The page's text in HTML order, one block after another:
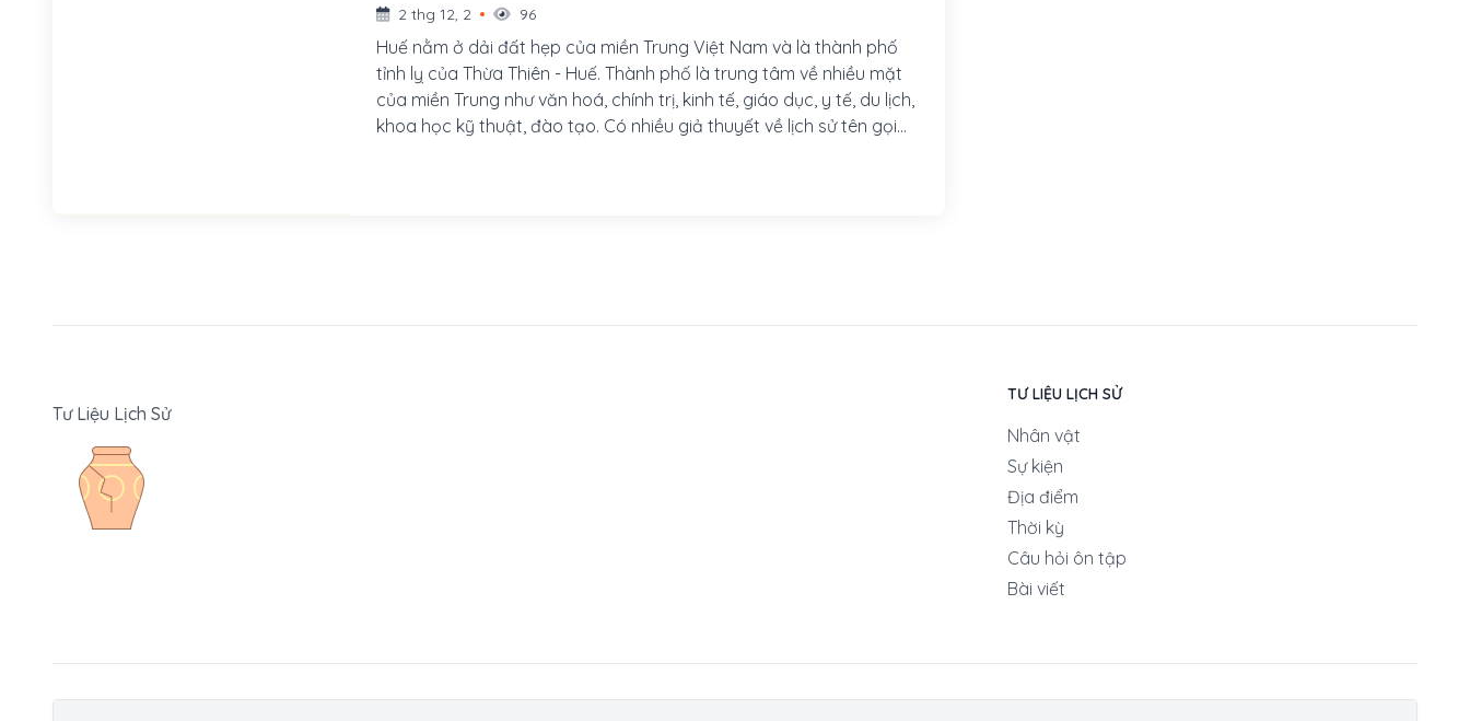
2 thg 12, 2 96
Huế nằm ở dải đất hẹp của miền Trung Việt Nam và là thành phố
tỉnh lỵ của Thừa Thiên - Huế. Thành phố là trung tâm về nhiều mặt
của miền Trung như văn hoá, chính trị, kinh tế, giáo dục, y tế, du lịch,
khoa học kỹ thuật, đào tạo. Có nhiều giả thuyết về lịch sử tên gọi
Tư Liệu Lịch Sử
TƯ LIỆU LỊCH SỬ
Nhân vật
Sự kiện
Địa điểm
Thời kỳ
Câu hỏi ôn tập
Bài viết